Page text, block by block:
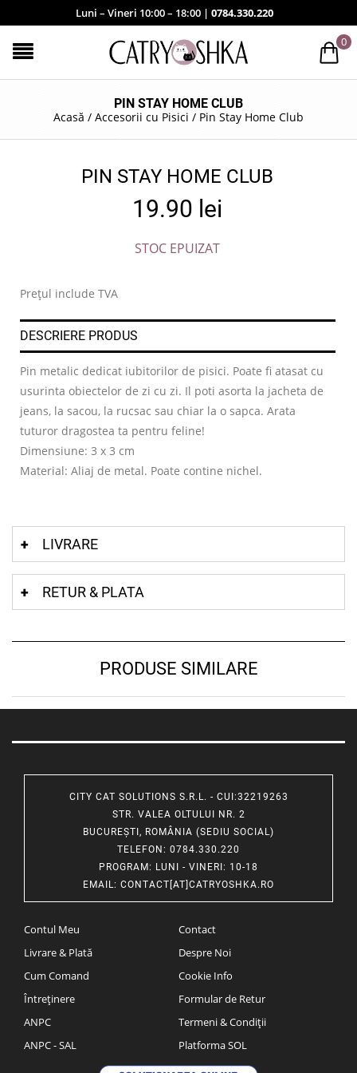
Luni – Vineri 10:00 – 18:00 | 0784.330.220
0
PIN STAY HOME CLUB
Acasă / Accesorii cu Pisici / Pin Stay Home Club
PIN STAY HOME CLUB
19.90 lei
STOC EPUIZAT
Prețul include TVA
DESCRIERE PRODUS
Pin metalic dedicat iubitorilor de pisici. Poate fi atasat cu
usurinta obiectelor de zi cu zi. Il poti asorta la jacheta de
jeans, la sacou, la rucsac sau chiar la o sapca. Arata
tuturor dragostea ta pentru feline!
Dimensiune: 3 x 3 cm
Material: Aliaj de metal. Poate contine nichel.
LIVRARE
RETUR & PLATA
PRODUSE SIMILARE
CITY CAT SOLUTIONS S.R.L. - CUI:32219263
STR. VALEA OLTULUI NR. 2
BUCUREȘTI, ROMÂNIA (SEDIU SOCIAL)
TELEFON : 0784.330.220
PROGRAM: LUNI - VINERI: 10-18
EMAIL: CONTACT[AT]CATRYOSHKA.RO
Contul Meu
Livrare & Plată
Cum Comand
Întreținere
ANPC
ANPC - SAL
Contact
Despre Noi
Cookie Info
Formular de Retur
Termeni & Condiții
Platforma SOL